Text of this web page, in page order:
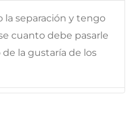
la separación y tengo
cuanto debe pasarle
la gustaría de los